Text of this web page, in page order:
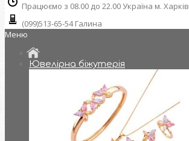
Працюємо з 08.00 до 22.00 Україна м. Харків
(099)513-65-54 Галина
Меню
Ювелірна біжутерія